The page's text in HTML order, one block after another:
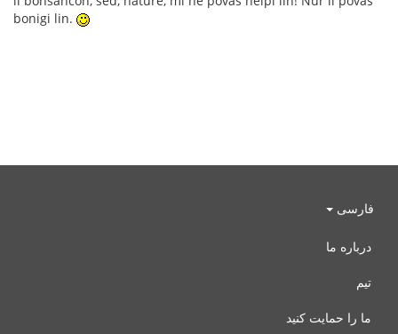
bonigi lin.
فارسی
درباره ما
تیم
ما را حمایت کنید